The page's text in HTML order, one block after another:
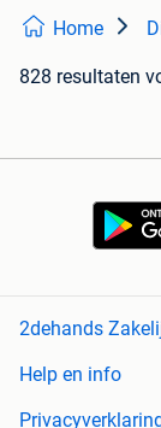
Home
828 resultaten
2dehands
Help en info